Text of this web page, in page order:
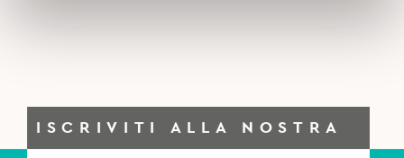
ISCRIVITI ALLA NOSTRA